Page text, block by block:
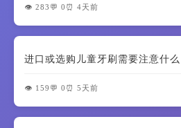
👁️ 283 💬 0 ⏰ 4天前
进口或选购儿童牙刷需要注意什么
👁️ 159 💬 0 ⏰ 5天前